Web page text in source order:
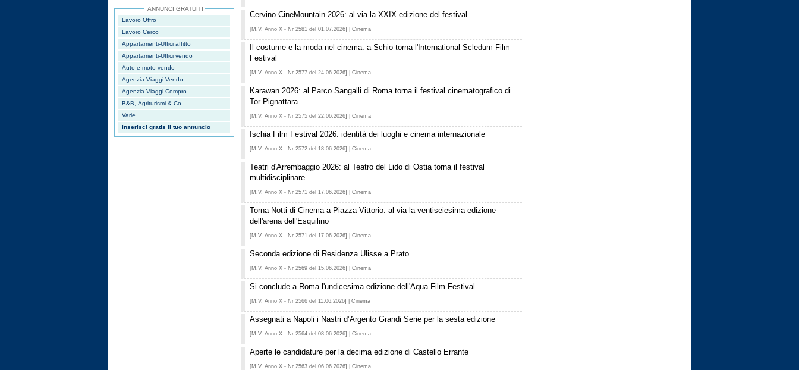
ANNUNCI GRATUITI
Lavoro Offro
Lavoro Cerco
Appartamenti-Uffici affitto
Appartamenti-Uffici vendo
Auto e moto vendo
Agenzia Viaggi Vendo
Agenzia Viaggi Compro
B&B, Agriturismi & Co.
Varie
Inserisci gratis il tuo annuncio
Cervino CineMountain 2026: al via la XXIX edizione del festival
[M.V. Anno X - Nr 2581 del 01.07.2026] | Cinema
Il costume e la moda nel cinema: a Schio torna l'International Scledum Film
Festival
[M.V. Anno X - Nr 2577 del 24.06.2026] | Cinema
Karawan 2026: al Parco Sangalli di Roma torna il festival cinematografico di
Tor Pignattara
[M.V. Anno X - Nr 2575 del 22.06.2026] | Cinema
Ischia Film Festival 2026: identità dei luoghi e cinema internazionale
[M.V. Anno X - Nr 2572 del 18.06.2026] | Cinema
Teatri d'Arrembaggio 2026: al Teatro del Lido di Ostia torna il festival
multidisciplinare
[M.V. Anno X - Nr 2571 del 17.06.2026] | Cinema
Torna Notti di Cinema a Piazza Vittorio: al via la ventiseiesima edizione
dell'arena dell'Esquilino
[M.V. Anno X - Nr 2571 del 17.06.2026] | Cinema
Seconda edizione di Residenza Ulisse a Prato
[M.V. Anno X - Nr 2569 del 15.06.2026] | Cinema
Si conclude a Roma l'undicesima edizione dell'Aqua Film Festival
[M.V. Anno X - Nr 2566 del 11.06.2026] | Cinema
Assegnati a Napoli i Nastri d’Argento Grandi Serie per la sesta edizione
[M.V. Anno X - Nr 2564 del 08.06.2026] | Cinema
Aperte le candidature per la decima edizione di Castello Errante
[M.V. Anno X - Nr 2563 del 06.06.2026] | Cinema